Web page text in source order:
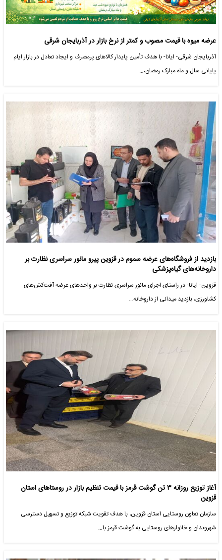
عرضه میوه با قیمت مصوب و کمتر از نرخ بازار در آذربایجان شرقی
آذربایجان شرقی- ایانا- با هدف تأمین پایدار کالاهای پرمصرف و ایجاد تعادل در بازار ایام
پایانی سال و ماه مبارک رمضان،…
بازدید از فروشگاه‌های عرضه سموم در قزوین پیرو مانور سراسری نظارت بر
داروخانه‌های گیاه‌پزشکی
قزوین- ایانا- در راستای اجرای مانور سراسری نظارت بر واحدهای عرضه آفت‌کش‌های
کشاورزی، بازدید میدانی از داروخانه…
آغاز توزیع روزانه ۳ تن گوشت قرمز با قیمت تنظیم بازار در روستاهای استان
قزوین
سازمان تعاون روستایی استان قزوین، با هدف تقویت شبکه توزیع و تسهیل دسترسی
شهروندان و خانوارهای روستایی به گوشت قرمز با…